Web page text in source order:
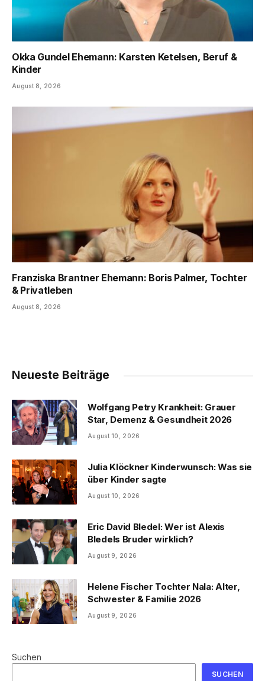
Okka Gundel Ehemann: Karsten Ketelsen, Beruf &
Kinder
August 8, 2026
Franziska Brantner Ehemann: Boris Palmer, Tochter
& Privatleben
August 8, 2026
Neueste Beiträge
Wolfgang Petry Krankheit: Grauer
Star, Demenz & Gesundheit 2026
August 10, 2026
Julia Klöckner Kinderwunsch: Was sie
über Kinder sagte
August 10, 2026
Eric David Bledel: Wer ist Alexis
Bledels Bruder wirklich?
August 9, 2026
Helene Fischer Tochter Nala: Alter,
Schwester & Familie 2026
August 9, 2026
Suchen
SUCHEN